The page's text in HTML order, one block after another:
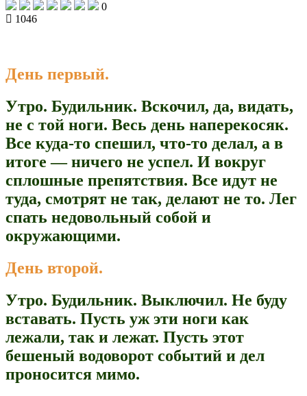
0
1046
День первый.
Утро. Будильник. Вскочил, да, видать,
не с той ноги. Весь день наперекосяк.
Все куда-то спешил, что-то делал, а в
итоге — ничего не успел. И вокруг
сплошные препятствия. Все идут не
туда, смотрят не так, делают не то. Лег
спать недовольный собой и
окружающими.
День второй.
Утро. Будильник. Выключил. Не буду
вставать. Пусть уж эти ноги как
лежали, так и лежат. Пусть этот
бешеный водоворот событий и дел
проносится мимо.